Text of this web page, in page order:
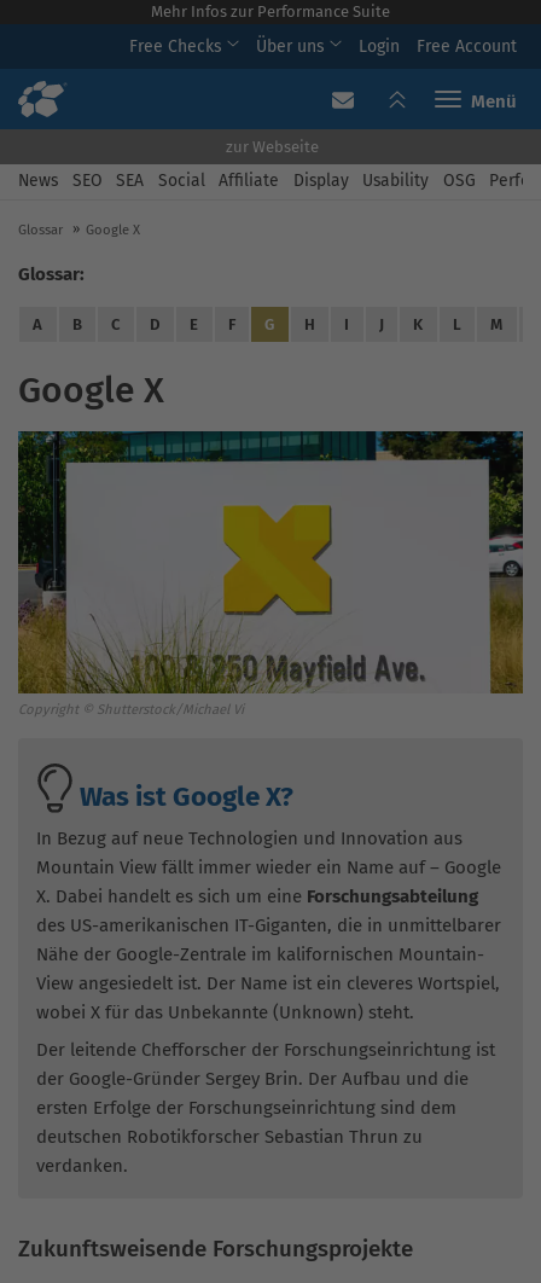
Mehr Infos zur Performance Suite
Free Checks Über uns Login Free Account
Toggle
zur Webseite
News SEO SEA Social Affiliate Display Usability OSG
Glossar Google X
Glossar:
A B C D E F G H I J K L M
Google X
Copyright © Shutterstock/Michael Vi
Was ist Google X?
In Bezug auf neue Technologien und Innovation aus
Mountain View fällt immer wieder ein Name auf – Google
X. Dabei handelt es sich um eine Forschungsabteilung
des US-amerikanischen IT-Giganten, die in unmittelbarer
Nähe der Google-Zentrale im kalifornischen Mountain-
View angesiedelt ist. Der Name ist ein cleveres Wortspiel,
wobei X für das Unbekannte (Unknown) steht.
Der leitende Chefforscher der Forschungseinrichtung ist
der Google-Gründer Sergey Brin. Der Aufbau und die
ersten Erfolge der Forschungseinrichtung sind dem
deutschen Robotikforscher Sebastian Thrun zu
verdanken.
Zukunftsweisende Forschungsprojekte